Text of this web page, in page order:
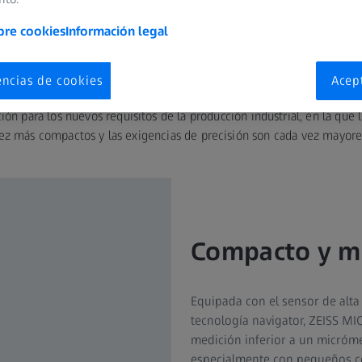
Líder en precisión
para los nuevos requisitos de la producción industrial, en la que
más compactos y las exigencias de precisión son cada vez
Compacto y
Equipada con el sensor de alta
tecnología navigator, ZEISS
medición inferior a un
cookiesInformación legal
de cookies